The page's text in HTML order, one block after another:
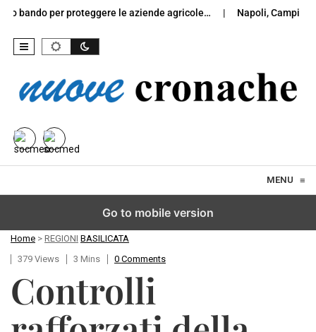
per proteggere le aziende agricole… Napoli, Campi Flegrei,
MENU ≡
Home > REGIONI BASILICATA
379 Views
3 Mins 0 Comments
Controlli
Go to mobile version